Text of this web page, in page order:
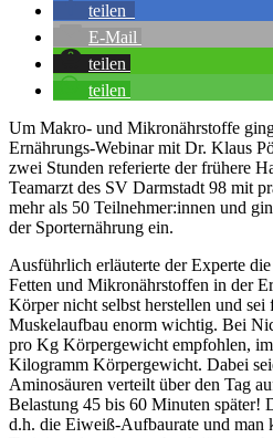
teilen
E-Mail
teilen
teilen
Um Makro- und Mikronährstoffe
Ernährungs-Webinar mit Dr. Klaus
zwei Stunden referierte der frühere
Teamarzt des SV Darmstadt 98 mit
mehr als 50 Teilnehmer:innen und
der Sporternährung ein.
Ausführlich erläuterte der Experte
Fetten und Mikronährstoffen in der
Körper nicht selbst herstellen und sei
Muskelaufbau enorm wichtig. Bei
pro Kg Körpergewicht empfohlen,
Kilogramm Körpergewicht. Dabei
Aminosäuren verteilt über den Tag
Belastung 45 bis 60 Minuten später!
d.h. die Eiweiß-Aufbaurate und man